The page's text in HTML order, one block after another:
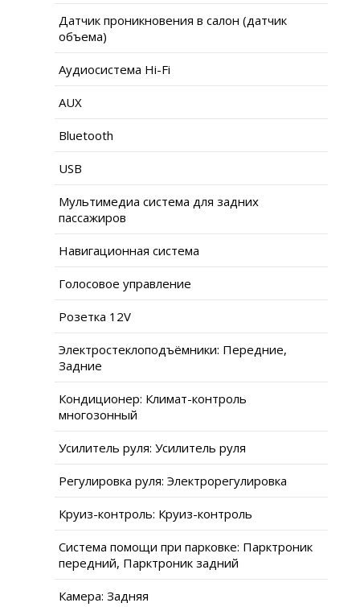
Датчик проникновения в салон (датчик
объема)
Аудиосистема Hi-Fi
AUX
Bluetooth
USB
Мультимедиа система для задних
пассажиров
Навигационная система
Голосовое управление
Розетка 12V
Электростеклоподъёмники: Передние,
Задние
Кондиционер: Климат-контроль
многозонный
Усилитель руля: Усилитель руля
Регулировка руля: Электрорегулировка
Круиз-контроль: Круиз-контроль
Система помощи при парковке: Парктроник
передний, Парктроник задний
Камера: Задняя